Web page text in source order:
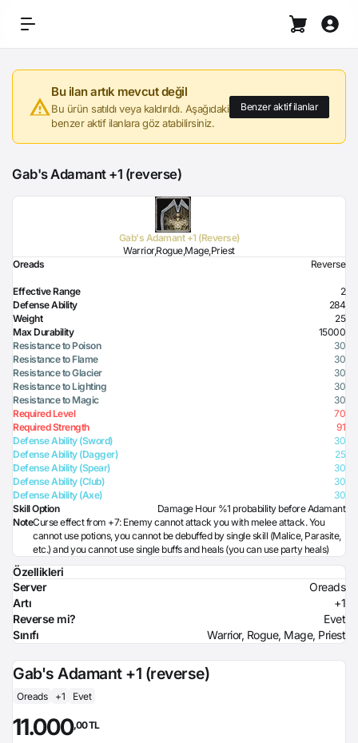
Bu ilan artık mevcut değil
Bu ürün satıldı veya kaldırıldı. Aşağıdaki
benzer aktif ilanlara göz atabilirsiniz.
Benzer aktif ilanlar
Gab's Adamant +1 (reverse)
Gab's Adamant +1 (Reverse)
Warrior,Rogue,Mage,Priest
Oreads
Reverse
Effective Range
2
Defense Ability
284
Weight
25
Max Durability
15000
Resistance to Poison
30
Resistance to Flame
30
Resistance to Glacier
30
Resistance to Lighting
30
Resistance to Magic
30
Required Level
70
Required Strength
91
Defense Ability (Sword)
30
Defense Ability (Dagger)
25
Defense Ability (Spear)
30
Defense Ability (Club)
30
Defense Ability (Axe)
30
Skill Option
Damage Hour %1 probability before Adamant
NoteCurse effect from +7: Enemy cannot attack you with melee attack. You
cannot use potions, you cannot be debuffed by single skill (Malice, Parasite,
etc.) and you cannot use single buffs and heals (you can use party heals)
Özellikleri
Server
Oreads
Artı
+1
Reverse mi?
Evet
Sınıfı
Warrior, Rogue, Mage, Priest
Gab's Adamant +1 (reverse)
Oreads +1 Evet
11.000,00 TL